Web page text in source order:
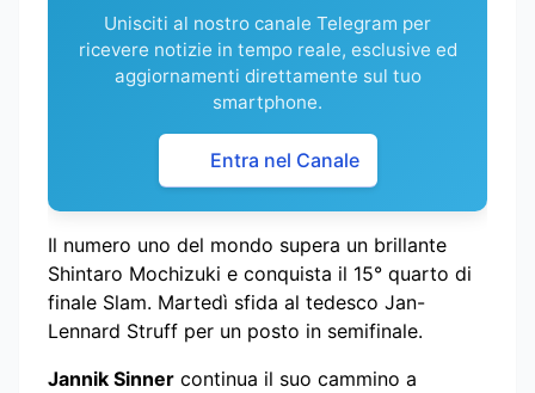
Unisciti al nostro canale Telegram per
ricevere notizie in tempo reale, esclusive ed
aggiornamenti direttamente sul tuo
smartphone.
Entra nel Canale
Il numero uno del mondo supera un brillante
Shintaro Mochizuki e conquista il 15° quarto di
finale Slam. Martedì sfida al tedesco Jan-
Lennard Struff per un posto in semifinale.
Jannik Sinner continua il suo cammino a